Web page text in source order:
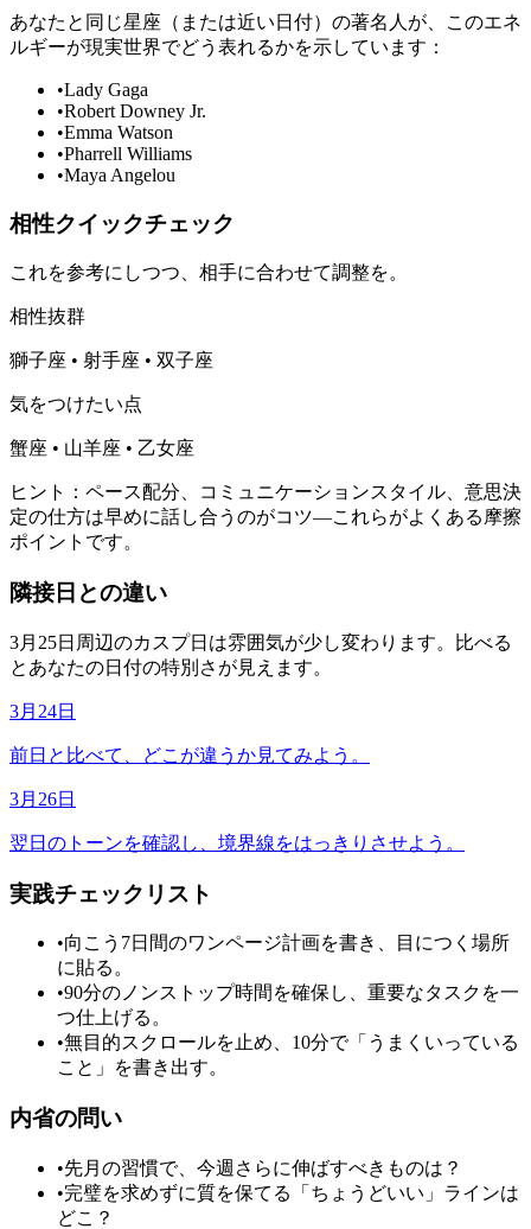
あなたと同じ星座（または近い日付）の著名人が、このエネ
ルギーが現実世界でどう表れるかを示しています：
•Lady Gaga
•Robert Downey Jr.
•Emma Watson
•Pharrell Williams
•Maya Angelou
相性クイックチェック
これを参考にしつつ、相手に合わせて調整を。
相性抜群
獅子座 • 射手座 • 双子座
気をつけたい点
蟹座 • 山羊座 • 乙女座
ヒント：ペース配分、コミュニケーションスタイル、意思決
定の仕方は早めに話し合うのがコツ—これらがよくある摩擦
ポイントです。
隣接日との違い
3月25日周辺のカスプ日は雰囲気が少し変わります。比べる
とあなたの日付の特別さが見えます。
3月24日
前日と比べて、どこが違うか見てみよう。
3月26日
翌日のトーンを確認し、境界線をはっきりさせよう。
実践チェックリスト
•向こう7日間のワンページ計画を書き、目につく場所
に貼る。
•90分のノンストップ時間を確保し、重要なタスクを一
つ仕上げる。
•無目的スクロールを止め、10分で「うまくいっている
こと」を書き出す。
内省の問い
•先月の習慣で、今週さらに伸ばすべきものは？
•完璧を求めずに質を保てる「ちょうどいい」ラインは
どこ？